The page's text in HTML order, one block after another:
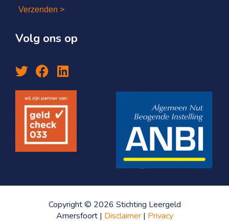
Verzenden >
Volg ons op
Copyright © 2026 Stichting Leergeld
Amersfoort | Disclaimer| Privacy